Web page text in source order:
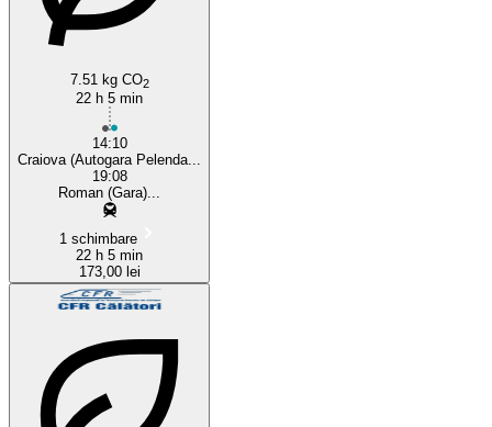
7.51 kg CO2
22 h 5 min
14:10
Craiova (Autogara Pelenda...
19:08
Roman (Gara)...
1 schimbare
22 h 5 min
173,00 lei